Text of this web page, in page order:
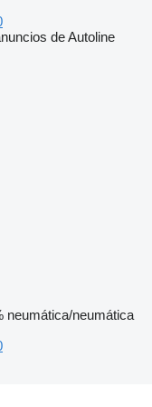
de Autoline
neumática/neumática